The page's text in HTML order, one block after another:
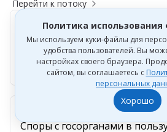
Перейти к потоку
Судебная практика
ЧС на складах
селлерам
Добавить в закладки
Споры с госорганами в
Политика
Мы используем куки-файлы для
удобства пользователей. Вы
настройках своего браузера.
сайтом, вы соглашаетесь с
персональных
Хорошо